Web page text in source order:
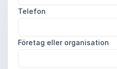
Telefon
Företag eller organisation